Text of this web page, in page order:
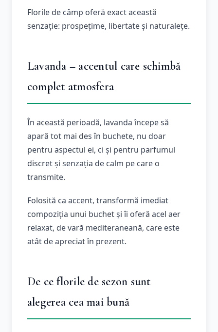
Florile de câmp oferă exact această
senzație: prospețime, libertate și naturalețe.
Lavanda – accentul care schimbă
complet atmosfera
În această perioadă, lavanda începe să
apară tot mai des în buchete, nu doar
pentru aspectul ei, ci și pentru parfumul
discret și senzația de calm pe care o
transmite.
Folosită ca accent, transformă imediat
compoziția unui buchet și îi oferă acel aer
relaxat, de vară mediteraneană, care este
atât de apreciat în prezent.
De ce florile de sezon sunt
alegerea cea mai bună